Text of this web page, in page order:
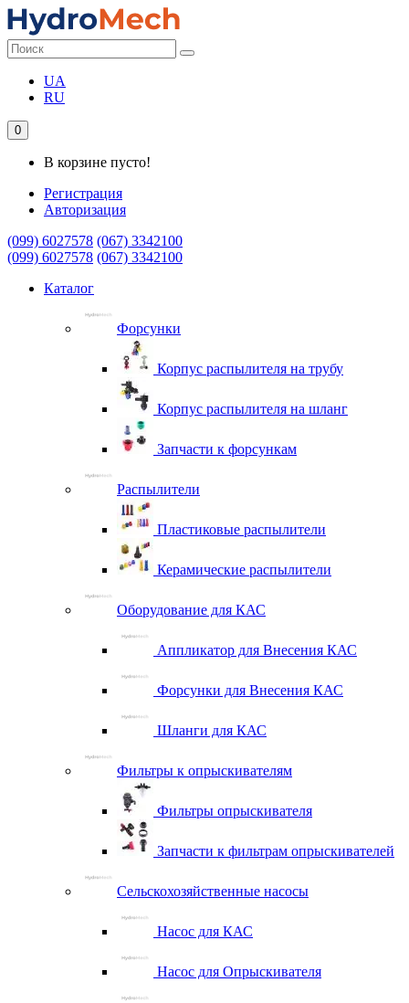
UA
RU
0
В корзине пусто!
Регистрация
Авторизация
(099) 6027578 (067) 3342100
(099) 6027578 (067) 3342100
Каталог
Форсунки
Корпус распылителя на трубу
Корпус распылителя на шланг
Запчасти к форсункам
Распылители
Пластиковые распылители
Керамические распылители
Оборудование для КАС
Аппликатор для Внесения КАС
Форсунки для Внесения КАС
Шланги для КАС
Фильтры к опрыскивателям
Фильтры опрыскивателя
Запчасти к фильтрам опрыскивателей
Сельскохозяйственные насосы
Насос для КАС
Насос для Опрыскивателя